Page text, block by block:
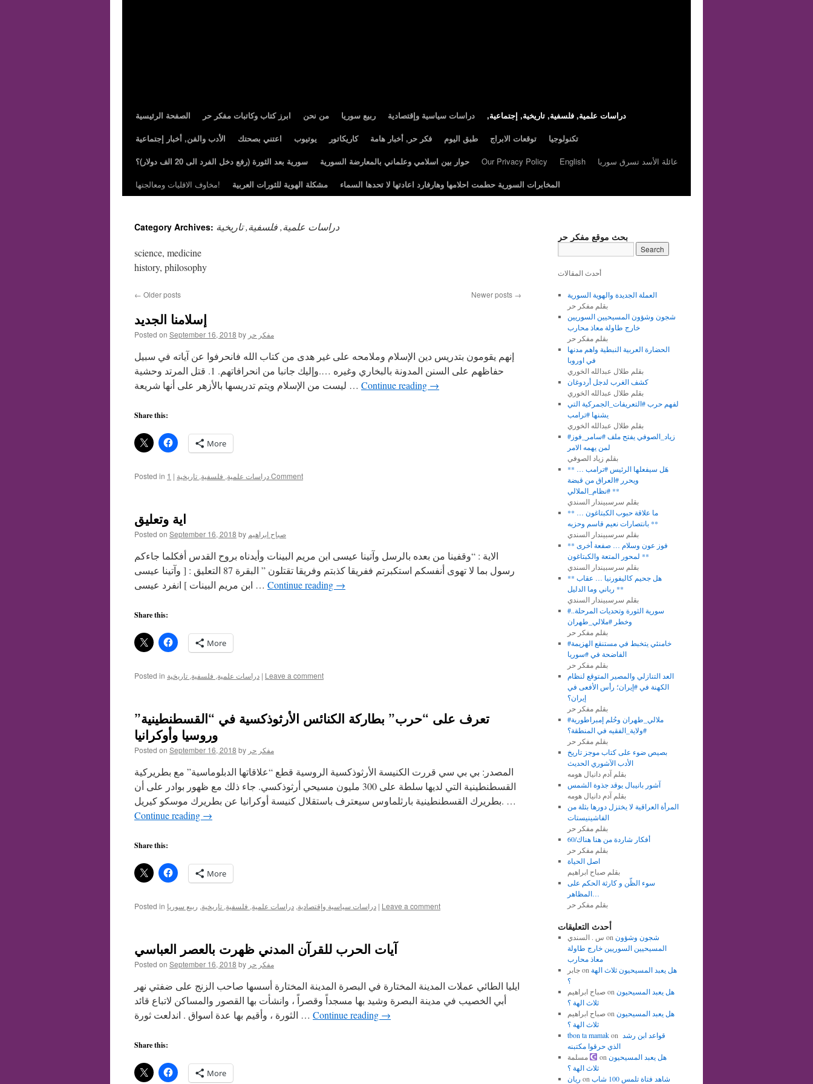
الصفحة الرئيسية ابرز كتاب وكاتبات مفكر حر من نحن ربيع سوريا دراسات سياسية وإقتصادية
,دراسات علمية, فلسفية, تاريخية, إجتماعية
الأدب والفن, أخبار إجتماعية
اعتني بصحتك يوتيوب كاريكاتور فكر حر, أخبار هامة طبق اليوم توقعات الابراج
تكنولوجيا
سورية بعد الثورة (رفع دخل الفرد الى 20 الف دولار)؟
حوار بين اسلامي وعلماني بالمعارضة السورية Our Privacy Policy English
عائلة الأسد تسرق سوريا
مخاوف الاقليات ومعالجتها!
مشكلة الهوية للثورات العربية المخابرات السورية حطمت احلامها وهارفارد اعادتها لا تحدها السماء
Category Archives: دراسات علمية, فلسفية, تاريخية
science, medicine
history, philosophy
← Older posts Newer posts →
إسلامنا الجديد
Posted on September 16, 2018 by مفكر حر
إنهم يقومون بتدريس دين الإسلام وملامحه على غير هدى من كتاب الله فانحرفوا عن آياته في سبيل
حفاظهم على السنن المدونة بالبخاري وغيره ….وإليك جانبا من انحرافاتهم. 1. قتل المرتد وحشية
ليست من الإسلام ويتم تدريسها بالأزهر على أنها شريعة … Continue reading →
Share this:
More
Posted in دراسات علمية, فلسفية, تاريخية | 1 Comment
اية وتعليق
Posted on September 16, 2018 by صباح ابراهيم
الاية : “وقفينا من بعده بالرسل وآتينا عيسى ابن مريم البينات وأيدناه بروح القدس أفكلما جاءكم
رسول بما لا تهوى أنفسكم استكبرتم ففريقا كذبتم وفريقا تقتلون ” البقرة 87 التعليق : [ وآتينا عيسى
ابن مريم البينات ] انفرد عيسى … Continue reading →
Share this:
More
Posted in دراسات علمية, فلسفية, تاريخية | Leave a comment
تعرف على “حرب” بطاركة الكنائس الأرثوذكسية في “القسطنطينية”
وروسيا وأوكرانيا
Posted on September 16, 2018 by مفكر حر
المصدر: بي بي سي قررت الكنيسة الأرثوذكسية الروسية قطع “علاقاتها الدبلوماسية” مع بطريركية
القسطنطينية التي لديها سلطة على 300 مليون مسيحي أرثوذكسي. جاء ذلك مع ظهور بوادر على أن
بطريرك القسطنطينية بارثلماوس سيعترف باستقلال كنيسة أوكرانيا عن بطريرك موسكو كيريل. …
Continue reading →
Share this:
More
Posted in دراسات سياسية وإقتصادية, دراسات علمية, فلسفية, تاريخية, ربيع سوريا | Leave a comment
آيات الحرب للقرآن المدني ظهرت بالعصر العباسي
Posted on September 16, 2018 by مفكر حر
ايليا الطائي عملات المدينة المختارة في البصرة المدينة المختارة أسسها صاحب الزنج على ضفتي نهر
أبي الخصيب في مدينة البصرة وشيد بها مسجداً وقصراً ، وانشأت بها القصور والمساكن لاتباع قائد
الثورة ، وأقيم بها عدة اسواق . اندلعت ثورة … Continue reading →
Share this:
More
بحث موقع مفكر حر
أحدث المقالات
العملة الجديدة والهوية السورية
بقلم مفكر حر
شجون وشؤون المسيحيين السوريين
خارج طاولة معاذ محارب
بقلم مفكر حر
الحضارة العربية النبطية واهم مدنها
في اوروبا
بقلم طلال عبدالله الخوري
كشف الغرب لدجل أردوغان
بقلم طلال عبدالله الخوري
لفهم حرب #التعريفات_الجمركية التي
يشنها #ترامب
بقلم طلال عبدالله الخوري
#زياد_الصوفي يفتح ملف #سامر_فوز
لمن يهمه الامر
بقلم زياد الصوفي
** هَل سيفعلها الرئيس #ترامب …
ويحرر #العراق من قبضة
#نظام_الملالي **
بقلم سرسبيندار السندي
** ما علاقة حبوب الكبتاغون …
بانتصارات نعيم قاسم وحزبه **
بقلم سرسبيندار السندي
** فوز عون وسلام … صفعة أخرى
لمحور المتعة والكبتاغون **
بقلم سرسبيندار السندي
** هل جحيم كاليفورنيا … عقاب
رباني وما الدليل **
بقلم سرسبيندار السندي
#سورية الثورة وتحديات المرحلة..
وخطر #ملالي_طهران
بقلم مفكر حر
#خامنئي يتخبط في مستنقع الهزيمة
الفاضحة في #سوريا
بقلم مفكر حر
العد التنازلي والمصير المتوقع لنظام
الكهنة في #إيران؛ رأس الأفعى في
إيران؟
بقلم مفكر حر
#ملالي_طهران وحُلم إمبراطورية
#ولاية_الفقيه في المنطقة؟
بقلم مفكر حر
بصيص ضوء على كتاب موجز تاريخ
الأدب الآشوري الحديث
بقلم آدم دانيال هومه
آشور بانيبال يوقد جذوة الشمس
بقلم آدم دانيال هومه
المرأة العراقية لا يختزل دورها بثلة من
الفاشينيستات
بقلم مفكر حر
أفكار شاردة من هنا هناك/60
بقلم مفكر حر
اصل الحياة
بقلم صباح ابراهيم
سوء الظّن و كارثة الحكم على
المظاهر…
بقلم مفكر حر
أحدث التعليقات
س . السندي on شجون وشؤون
المسيحيين السوريين خارج طاولة
معاذ محارب
جابرon هل يعبد المسيحيون ثلاث الهة
؟
صباح ابراهيمon هل يعبد المسيحيون
ثلاث الهة ؟
صباح ابراهيمon هل يعبد المسيحيون
ثلاث الهة ؟
tbon ta mamakon
الذي حرقوا مكتبنه
مسلمة
onهل يعبد المسيحيون
ثلاث الهة ؟
ريان on شاهد فتاة تلمس 100 شاب